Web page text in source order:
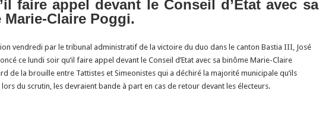
m h
at
n
k
faire appel devant le Conseil d’Etat avec sa
Marie-Claire Poggi.
vendredi par le tribunal administratif de la victoire du duo dans le canton Bastia III, José
ce lundi soir qu’il faire appel devant le Conseil d’Etat avec sa binôme Marie-Claire
de la brouille entre Tattistes et Simeonistes qui a déchiré la majorité municipale qu’ils
du scrutin, les devraient bande à part en cas de retour devant les électeurs.